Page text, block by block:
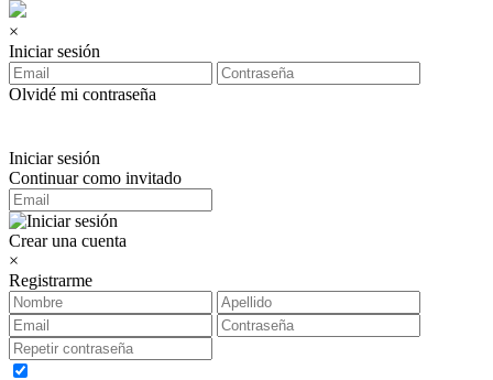
×
Iniciar sesión
Olvidé mi contraseña
Iniciar sesión
Continuar como invitado
Crear una cuenta
×
Registrarme